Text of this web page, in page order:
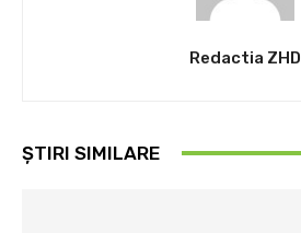
Redactia ZHD
ȘTIRI SIMILARE